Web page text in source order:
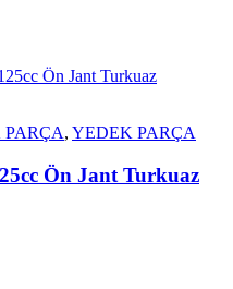
, YEDEK PARÇA
Ön Jant Turkuaz